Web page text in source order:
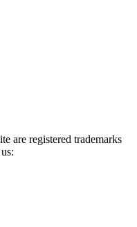
are registered trademarks